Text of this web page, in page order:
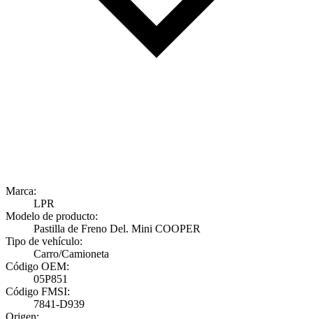
Marca:
LPR
Modelo de producto:
Pastilla de Freno Del. Mini COOPER
Tipo de vehículo:
Carro/Camioneta
Código OEM:
05P851
Código FMSI:
7841-D939
Origen: